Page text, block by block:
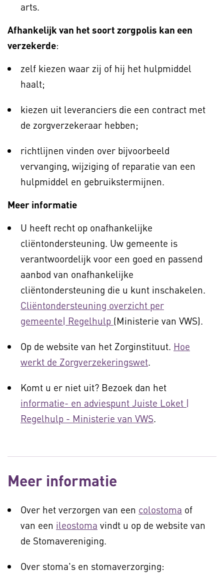
arts.
Afhankelijk van het soort zorgpolis kan een
verzekerde:
zelf kiezen waar zij of hij het hulpmiddel
haalt;
kiezen uit leveranciers die een contract met
de zorgverzekeraar hebben;
richtlijnen vinden over bijvoorbeeld
vervanging, wijziging of reparatie van een
hulpmiddel en gebruikstermijnen.
Meer informatie
U heeft recht op onafhankelijke
cliëntondersteuning. Uw gemeente is
verantwoordelijk voor een goed en passend
aanbod van onafhankelijke
cliëntondersteuning die u kunt inschakelen.
Cliëntondersteuning overzicht per
gemeente| Regelhulp (Ministerie van VWS).
Op de website van het Zorginstituut. Hoe
werkt de Zorgverzekeringswet.
Komt u er niet uit? Bezoek dan het
informatie- en adviespunt Juiste Loket |
Regelhulp - Ministerie van VWS.
Meer informatie
Over het verzorgen van een colostoma of
van een ileostoma vindt u op de website van
de Stomavereniging.
Over stoma's en stomaverzorging: